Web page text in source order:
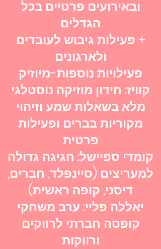
ובאירועים פרטיים בכל
הגדלים
+ פעילות גיבוש לעובדים
ולארגונים
פעילויות נוספות-מיוזיק
קוויז: חידון מוזיקה נוסטלגי
מלא בשאלות שמע וזיהוי
מקוריות בברים ופעילות
פרטית
קומדי ספיישל: חגיגה גדולה
למעריצים (סיינפלד, חברים,
דיסני, קופה ראשית)
יאללה פליי: ערב משחקי
קופסה חברתי לרווקים
ורווקות